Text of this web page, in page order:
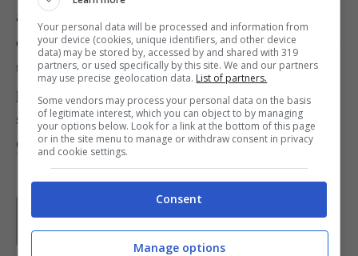
allevamenti di conigli presente sul territorio fin
dall’antichità. Ovviamente questa è solo una delle
tantericette con il coniglio, che può essere
proposto con carciofi
e in mille altri modi, a
seconda delle tradizioni locali. Foto diCarmelita
Caruana
GIeGI è stata collaboratrice di Buttalapasta dal 2008 al
2013, spaziando tra tutte le tipologie di ricette, con un
occhio di riguardo a quelle della tradizione regionale.
Your personal data will be processed and information from
your device (cookies, unique identifiers, and other device
data) may be stored by, accessed by and shared with 319
partners, or used specifically by this site. We and our partners
may use precise geolocation data. List of partners.
Some vendors may process your personal data on the basis
of legitimate interest, which you can object to by managing
your options below. Look for a link at the bottom of this page
or in the site menu to manage or withdraw consent in privacy
and cookie settings.
Consent
Manage options